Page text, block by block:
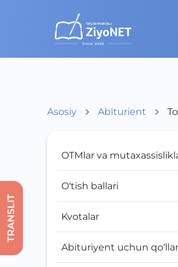
Asosiy Abiturient
OTMlar va
O‘tish ballari
Kvotalar
Abituriyent uchun
TRANSLIT